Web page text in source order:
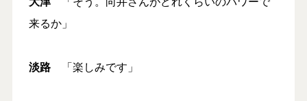
来るか」
淡路「楽しみです」